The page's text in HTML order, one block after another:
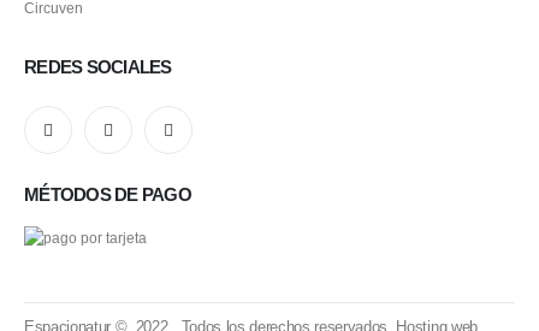
Circuven
REDES SOCIALES
MÉTODOS DE PAGO
Espacionatur © 2022. Todos los derechos reservados. Hosting web